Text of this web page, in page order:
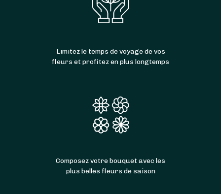
Limitez le temps de voyage de vos
fleurs et profitez en plus longtemps
Composez votre bouquet avec les
plus belles fleurs de saison